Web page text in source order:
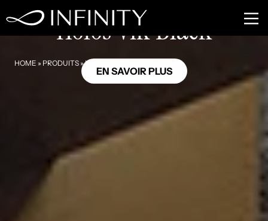
HOME » PRODUITS »HOLOS VIK BLACK
HL02
Holos Vik Black
EN SAVOIR PLUS